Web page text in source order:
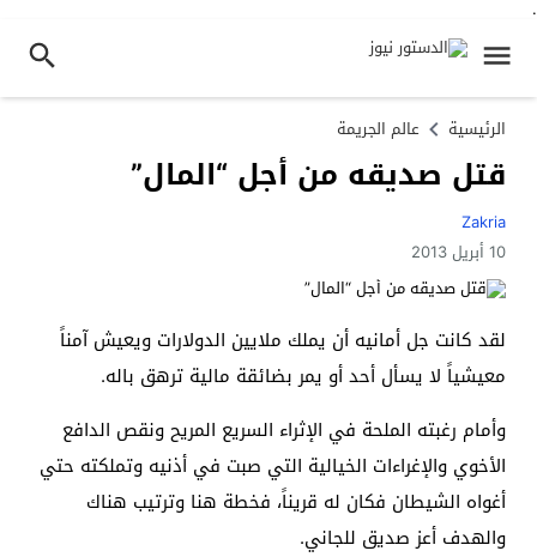
.
الرئيسية عالم الجريمة
قتل صديقه من أجل “المال”
Zakria
10 أبريل 2013
لقد كانت جل أمانيه أن يملك ملايين الدولارات ويعيش آمناً
معيشياً لا يسأل أحد أو يمر بضائقة مالية ترهق باله.
وأمام رغبته الملحة في الإثراء السريع المريح ونقص الدافع
الأخوي والإغراءات الخيالية التي صبت في أذنيه وتملكته حتي
أغواه الشيطان فكان له قريناً، فخطة هنا وترتيب هناك
والهدف أعز صديق للجاني.